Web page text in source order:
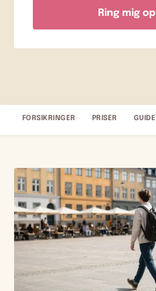
Ring mig op
FORSIKRINGER PRISER GUIDE